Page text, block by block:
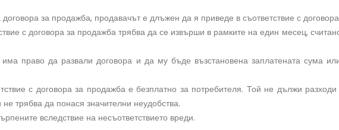
договора за продажба, продавачът е длъжен да я приведе в съответствие с
с договора за продажба трябва да се извърши в рамките на един месец,
право да развали договора и да му бъде възстановена заплатената сума
с договора за продажба е безплатно за потребителя. Той не дължи
трябва да понася значителни неудобства.
вследствие на несъответствието вреди.